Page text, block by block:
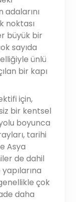
adalarını
noktası
büyük bir
sayıda
ünlü
bir kapı
için,
bir kentsel
boyunca
tarihi
Asya
de dahil
çok
daha